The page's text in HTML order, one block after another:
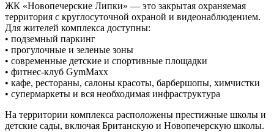
ЖК «Новопечерские Липки» — это закрытая охраняемая
территория с круглосуточной охраной и видеонаблюдением.
Для жителей комплекса доступны:
• подземный паркинг
• прогулочные и зеленые зоны
• современные детские и спортивные площадки
• фитнес-клуб GymMaxx
• кафе, рестораны, салоны красоты, барбершопы, химчистки
• супермаркеты и вся необходимая инфраструктура
На территории комплекса расположены престижные школы и
детские сады, включая Британскую и Новопечерскую школы.